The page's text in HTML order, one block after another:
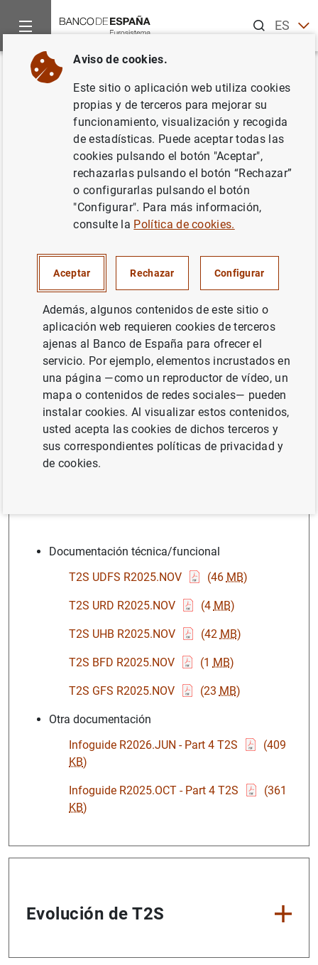
ESEN
Inicio Punto de Información
Volver
Europa, acabó con los complejos procedimientos de
liquidación transfronterizos y los problemas causados
por las diferentes prácticas de liquidación entre los
países.
Con T2S tenemos una plataforma común donde los
valores y el efectivo pueden transferirse entre los
inversores en Europa, utilizando prácticas y reglas
armonizadas. Actualmente 23 países europeos usan T2S.
Documentación técnica/funcional
T2S UDFS R2025.NOV
(46 MB)
T2S URD R2025.NOV (4 MB)
T2S UHB R2025.NOV (42 MB)
T2S BFD R2025.NOV (1 MB)
T2S GFS R2025.NOV (23 MB)
Otra documentación
Infoguide R2026.JUN - Part 4 T2S
(409
KB)
Infoguide R2025.OCT - Part 4 T2S
(361
KB)
Evolución de T2S
Aviso de cookies.
Este sitio o aplicación web utiliza cookies
propias y de terceros para mejorar su
funcionamiento, visualización y recogida
de estadísticas. Puede aceptar todas las
cookies pulsando el botón "Aceptar",
rechazarlas pulsando el botón “Rechazar”
o configurarlas pulsando el botón
"Configurar". Para más información,
consulte la Política de cookies.
Aceptar Rechazar Configurar
Además, algunos contenidos de este sitio o
aplicación web requieren cookies de terceros
ajenas al Banco de España para ofrecer el
servicio. Por ejemplo, elementos incrustados en
una página —como un reproductor de vídeo, un
mapa o contenidos de redes sociales— pueden
instalar cookies. Al visualizar estos contenidos,
usted acepta las cookies de dichos terceros y
sus correspondientes políticas de privacidad y
de cookies.